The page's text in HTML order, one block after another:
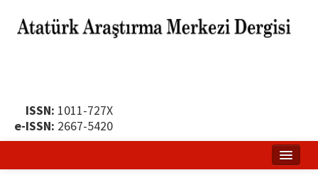
ISSN: 1011-727X
e-ISSN: 2667-5420